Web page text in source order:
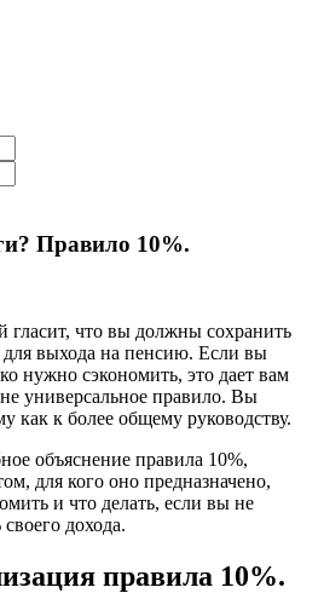
Правило 10%.
гласит, что вы должны сохранить
для выхода на пенсию. Если вы
нужно сэкономить, это дает вам
универсальное правило. Вы
как к более общему руководству.
объяснение правила 10%,
для кого оно предназначено,
и что делать, если вы не
дохода.
правила 10%.